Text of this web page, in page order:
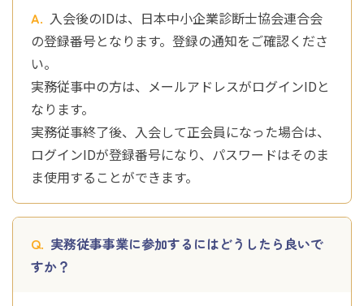
入会後のIDは、日本中小企業診断士協会連合会
の登録番号となります。登録の通知をご確認くださ
い。
実務従事中の方は、メールアドレスがログインIDと
なります。
実務従事終了後、入会して正会員になった場合は、
ログインIDが登録番号になり、パスワードはそのま
ま使用することができます。
実務従事事業に参加するにはどうしたら良いで
すか？